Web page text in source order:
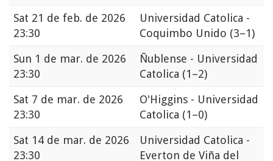
Sat 21 de feb. de 2026
23:30
Universidad Catolica -
Coquimbo Unido (3–1)
Sun 1 de mar. de 2026
23:30
Ñublense - Universidad
Catolica (1–2)
Sat 7 de mar. de 2026
23:30
O'Higgins - Universidad
Catolica (1–0)
Sat 14 de mar. de 2026
23:30
Universidad Catolica -
Everton de Viña del